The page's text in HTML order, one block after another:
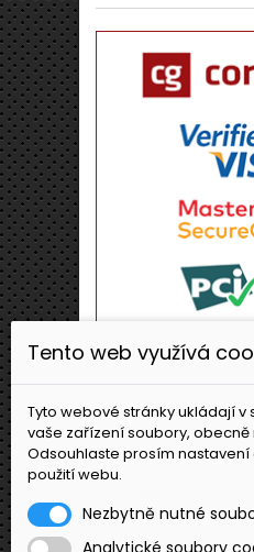
PRODUKTY
Novinky
Tento web využívá
Tyto webové stránky ukládají v
vaše zařízení soubory, obecně
Odsouhlaste prosím
použití webu.
Nezbytně nutné
Analytické soubory